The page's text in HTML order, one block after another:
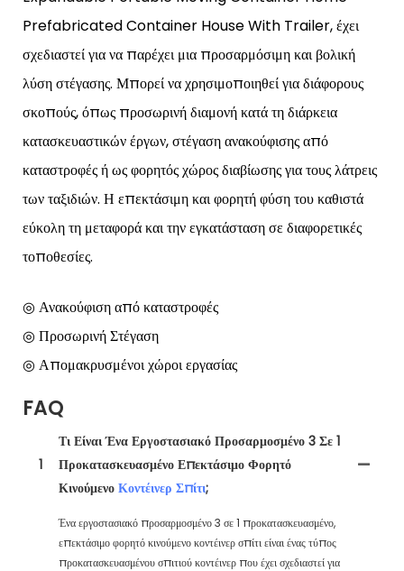
Prefabricated Container House With Trailer, έχει
σχεδιαστεί για να παρέχει μια προσαρμόσιμη και βολική
λύση στέγασης. Μπορεί να χρησιμοποιηθεί για διάφορους
σκοπούς, όπως προσωρινή διαμονή κατά τη διάρκεια
κατασκευαστικών έργων, στέγαση ανακούφισης από
καταστροφές ή ως φορητός χώρος διαβίωσης για τους λάτρεις
των ταξιδιών. Η επεκτάσιμη και φορητή φύση του καθιστά
εύκολη τη μεταφορά και την εγκατάσταση σε διαφορετικές
τοποθεσίες.
◎ Ανακούφιση από καταστροφές
◎ Προσωρινή Στέγαση
◎ Απομακρυσμένοι χώροι εργασίας
FAQ
1
Τι Είναι Ένα Εργοστασιακό Προσαρμοσμένο 3 Σε 1
Προκατασκευασμένο Επεκτάσιμο Φορητό
Κινούμενο Κοντέινερ Σπίτι;
Ένα εργοστασιακό προσαρμοσμένο 3 σε 1 προκατασκευασμένο,
επεκτάσιμο φορητό κινούμενο κοντέινερ σπίτι είναι ένας τύπος
προκατασκευασμένου σπιτιού κοντέινερ που έχει σχεδιαστεί για